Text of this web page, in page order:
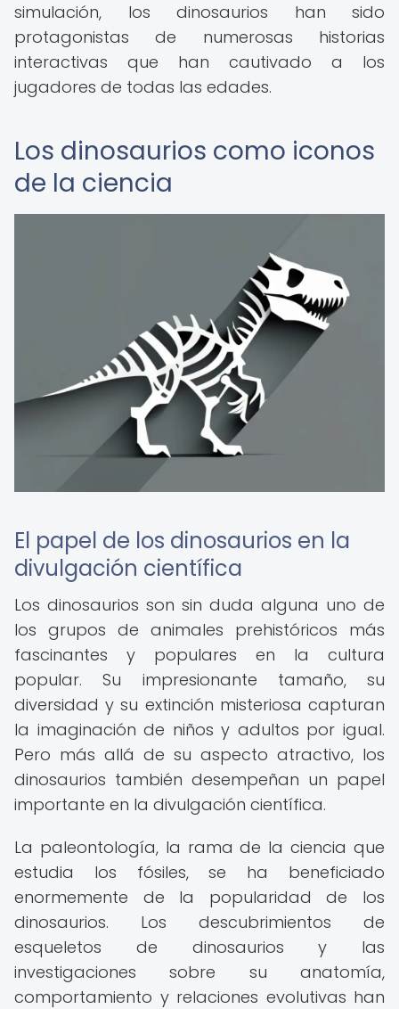
simulación, los dinosaurios han sido
protagonistas de numerosas historias
interactivas que han cautivado a los
jugadores de todas las edades.
Los dinosaurios como iconos
de la ciencia
El papel de los dinosaurios en la
divulgación científica
Los dinosaurios son sin duda alguna uno de
los grupos de animales prehistóricos más
fascinantes y populares en la cultura
popular. Su impresionante tamaño, su
diversidad y su extinción misteriosa capturan
la imaginación de niños y adultos por igual.
Pero más allá de su aspecto atractivo, los
dinosaurios también desempeñan un papel
importante en la divulgación científica.
La paleontología, la rama de la ciencia que
estudia los fósiles, se ha beneficiado
enormemente de la popularidad de los
dinosaurios. Los descubrimientos de
esqueletos de dinosaurios y las
investigaciones sobre su anatomía,
comportamiento y relaciones evolutivas han